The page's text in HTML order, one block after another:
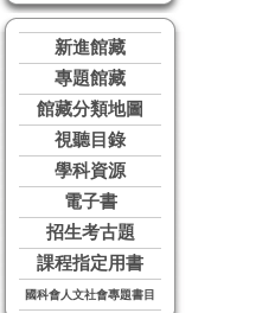
新進館藏
專題館藏
館藏分類地圖
視聽目錄
學科資源
電子書
招生考古題
課程指定用書
國科會人文社會專題書目